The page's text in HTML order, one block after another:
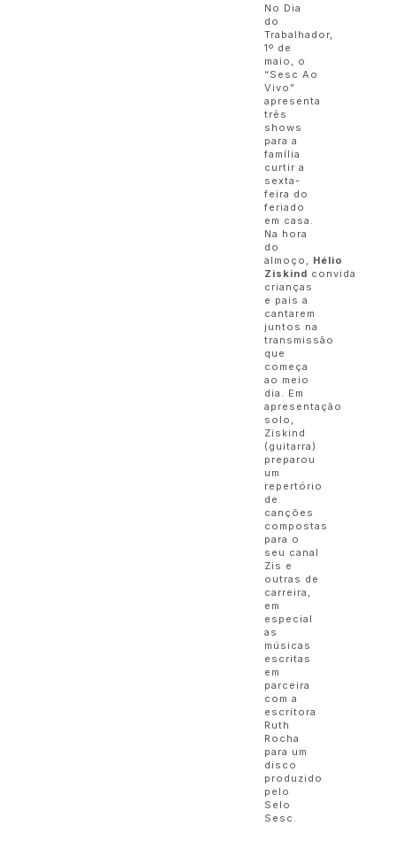
No Dia
do
Trabalhador,
1º de
maio, o
“Sesc Ao
Vivo”
apresenta
três
shows
para a
família
curtir a
sexta-
feira do
feriado
em casa.
Na hora
do
almoço, Hélio
Ziskind convida
crianças
e pais a
cantarem
juntos na
transmissão
que
começa
ao meio
dia. Em
apresentação
solo,
Ziskind
(guitarra)
preparou
um
repertório
de
canções
compostas
para o
seu canal
Zis e
outras de
carreira,
em
especial
as
músicas
escritas
em
parceira
com a
escritora
Ruth
Rocha
para um
disco
produzido
pelo
Selo
Sesc.